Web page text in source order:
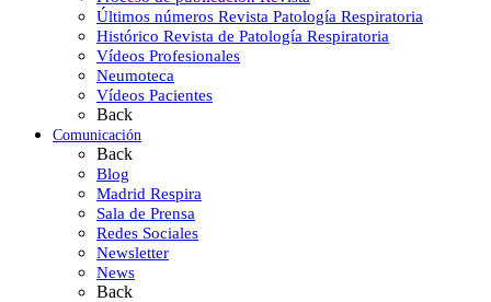
Últimos números Revista Patología Respiratoria
Histórico Revista de Patología Respiratoria
Vídeos Profesionales
Neumoteca
Vídeos Pacientes
Back
Comunicación
Back
Blog
Madrid Respira
Sala de Prensa
Redes Sociales
Newsletter
News
Back